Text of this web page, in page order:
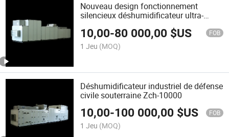
Nouveau design fonctionnement
silencieux déshumidificateur ultra-
de séchage Zch-1000
10,00-80 000,00 $US FOB
1 Jeu (MOQ)
Déshumidificateur industriel de défense
civile souterraine Zch-10000
10,00-100 000,00 $US FOB
1 Jeu (MOQ)